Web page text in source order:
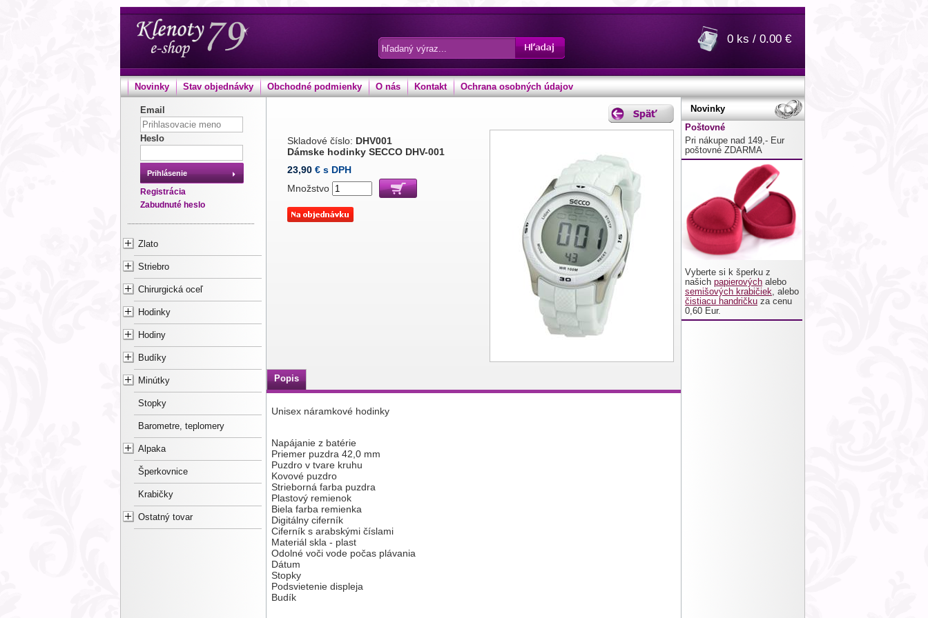
0 ks / 0.00 €
Novinky Stav objednávky Obchodné podmienky O nás Kontakt Ochrana osobných údajov
Email
Heslo
Prihlásenie
Registrácia
Zabudnuté heslo
Zlato
Striebro
Chirurgická oceľ
Hodinky
Hodiny
Budíky
Minútky
Stopky
Barometre, teplomery
Alpaka
Šperkovnice
Krabičky
Ostatný tovar
Skladové číslo: DHV001
Dámske hodinky SECCO DHV-001
23,90 € s DPH
Množstvo
Popis
Unisex náramkové hodinky
Napájanie z batérie
Priemer puzdra 42,0 mm
Puzdro v tvare kruhu
Kovové puzdro
Strieborná farba puzdra
Plastový remienok
Biela farba remienka
Digitálny ciferník
Ciferník s arabskými číslami
Materiál skla - plast
Odolné voči vode počas plávania
Dátum
Stopky
Podsvietenie displeja
Budík
Novinky
Poštovné
Pri nákupe nad 149,- Eur
poštovné ZDARMA
Vyberte si k šperku z
našich papierových alebo
semišových krabičiek, alebo
čistiacu handričku za cenu
0,60 Eur.